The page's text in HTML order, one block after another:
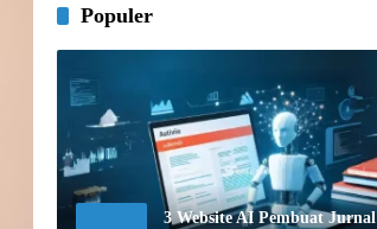
Populer
3 Website AI Pembuat Jurnal